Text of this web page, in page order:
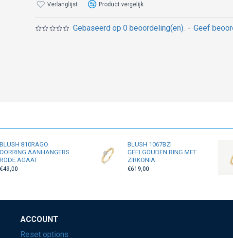
Gebaseerd op 0 beoordeling(en). - Geef
Verlanglijst Product vergelijk
BLUSH 810RAGO
OORRING AANHANGERS
RODE AGAAT
€49,00
BLUSH 1067BZI
GEELGOUDEN RING MET
ZIRKONIA
€619,00
ACCOUNT
Reset options